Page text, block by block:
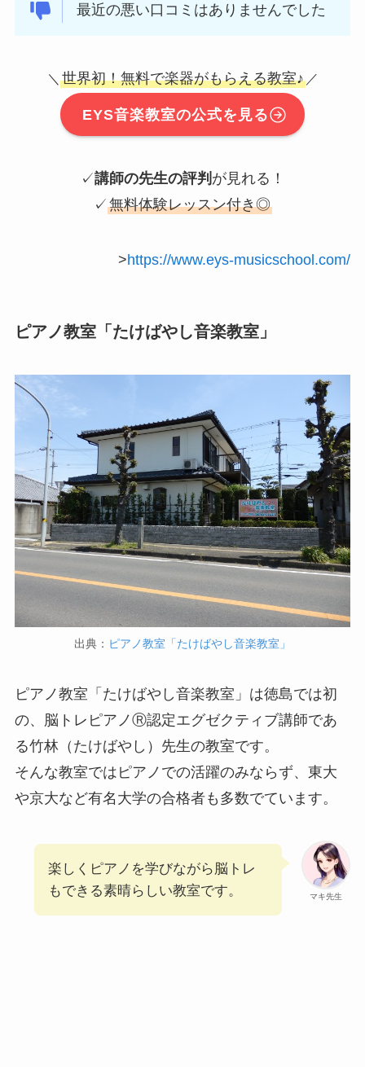
最近の悪い口コミはありませんでした
＼ 世界初！無料で楽器がもらえる教室♪／
EYS音楽教室の公式を見る
✓講師の先生の評判 が見れる！
✓ 無料体験レッスン付き◎
>https://www.eys-musicschool.com/
ピアノ教室「たけばやし音楽教室」
出典： ピアノ教室「たけばやし音楽教室」
ピアノ教室「たけばやし音楽教室」は徳島では初
の、脳トレピアノⓇ認定エグゼクティブ講師であ
る竹林（たけばやし）先生の教室です。
そんな教室ではピアノでの活躍のみならず、東大
や京大など有名大学の合格者も多数でています。
マキ先生
楽しくピアノを学びながら脳トレ
もできる素晴らしい教室です。